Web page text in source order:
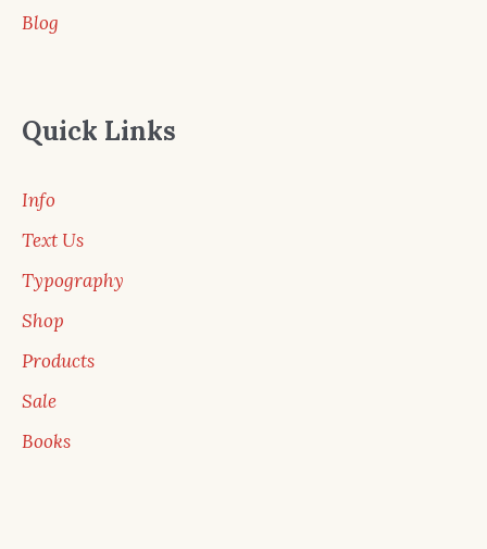
Blog
Quick Links
Info
Text Us
Typography
Shop
Products
Sale
Books